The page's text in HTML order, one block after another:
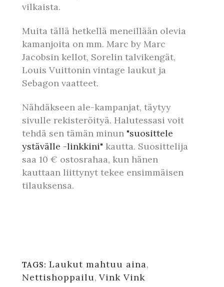
vilkaista.
Muita tällä hetkellä meneillään olevia
kamanjoita on mm. Marc by Marc
Jacobsin kellot, Sorelin talvikengät,
Louis Vuittonin vintage laukut ja
Sebagon vaatteet.
Nähdäkseen ale-kampanjat, täytyy
sivulle rekisteröityä. Halutessasi voit
tehdä sen tämän minun "suosittele
ystävälle -linkkini" kautta. Suosittelija
saa 10 € ostosrahaa, kun hänen
kauttaan liittynyt tekee ensimmäisen
tilauksensa.
TAGS: Laukut mahtuu aina,
Nettishoppailu, Vink Vink